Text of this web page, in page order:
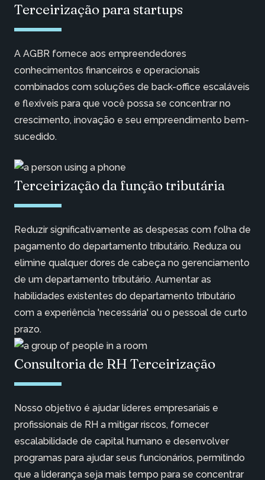
Terceirização para startups
A AGBR fornece aos empreendedores
conhecimentos financeiros e operacionais
combinados com soluções de back-office escaláveis
e flexíveis para que você possa se concentrar no
crescimento, inovação e seu empreendimento bem-
sucedido.
Terceirização da função tributária
Reduzir significativamente as despesas com folha de
pagamento do departamento tributário. Reduza ou
elimine qualquer dores de cabeça no gerenciamento
de um departamento tributário. Aumentar as
habilidades existentes do departamento tributário
com a experiência 'necessária' ou o pessoal de curto
prazo.
Consultoria de RH Terceirização
Nosso objetivo é ajudar líderes empresariais e
profissionais de RH a mitigar riscos, fornecer
escalabilidade de capital humano e desenvolver
programas para ajudar seus funcionários, permitindo
que a liderança seja mais tempo para se concentrar